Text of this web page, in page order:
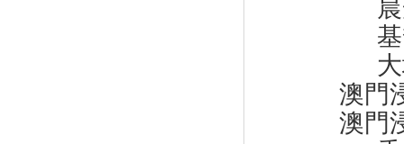
晨光
基督
大埔
澳門
澳門